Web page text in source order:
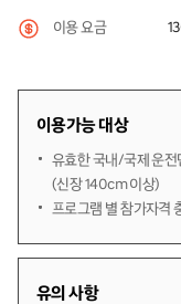
이용 요금
이용가능 대상
유효한 국내/국제 운전
(신장 140cm 이상)
프로그램 별 참가자격
유의 사항